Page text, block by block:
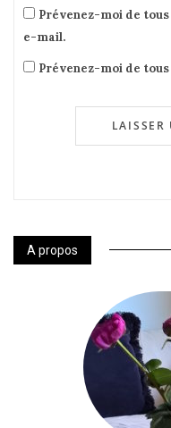
Prévenez-moi de
e-mail.
Prévenez-moi de
A propos